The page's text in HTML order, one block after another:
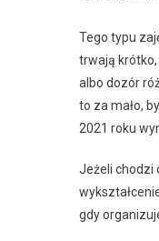
Tego typu
trwają krótko,
albo dozór
to za mało,
2021 roku
Jeżeli chodzi
gdy